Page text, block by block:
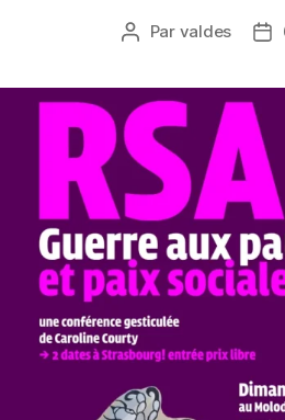
Auteur
Par valdes